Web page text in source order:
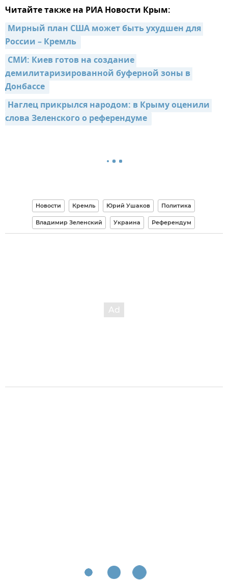
Читайте также на РИА Новости Крым:
Мирный план США может быть ухудшен для
России – Кремль
СМИ: Киев готов на создание
демилитаризированной буферной зоны в
Донбассе
Наглец прикрылся народом: в Крыму оценили
слова Зеленского о референдуме
Новости Кремль Юрий Ушаков Политика
Владимир Зеленский Украина Референдум